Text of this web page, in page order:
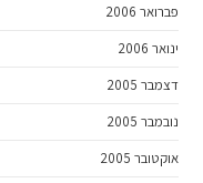
פברואר 2006
ינואר 2006
דצמבר 2005
נובמבר 2005
אוקטובר 2005